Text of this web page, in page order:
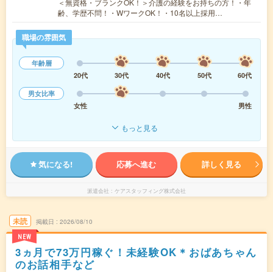
齢、学歴不問！・WワークOK！・10名以上採用…
職場の雰囲気
年齢層
20代
30代 40代 50代
60代
男女比率
女性
男性
もっと見る
気になる! 応募へ進む 詳しく見る
派遣会社 ケアスタッフィング株式会社
未読
NEW
掲載日 2026/08/10
3ヵ月で73万円稼ぐ！未経験OK＊おばあちゃん
のお話相手など